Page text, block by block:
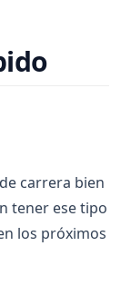
carrera bien
tener ese tipo
los próximos